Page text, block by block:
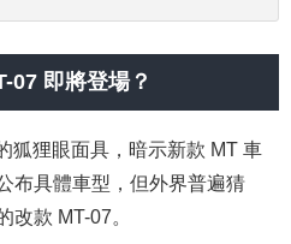
07 即將登場？
狐狸眼面具，暗示新款 MT 車
布具體車型，但外界普遍猜
改款 MT-07。